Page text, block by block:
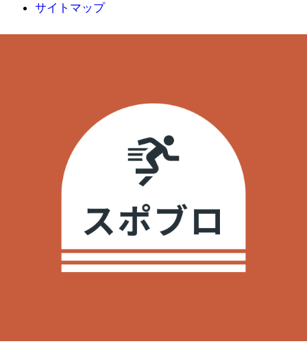
サイトマップ